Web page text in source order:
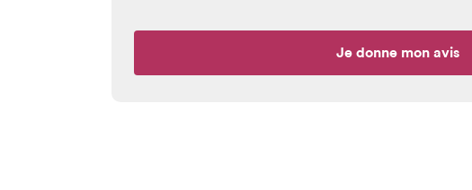
Je donne mon avis